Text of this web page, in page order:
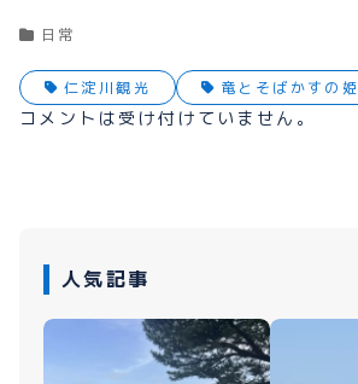
日常
仁淀川観光 竜とそばかすの姫
コメントは受け付けていません。
人気記事